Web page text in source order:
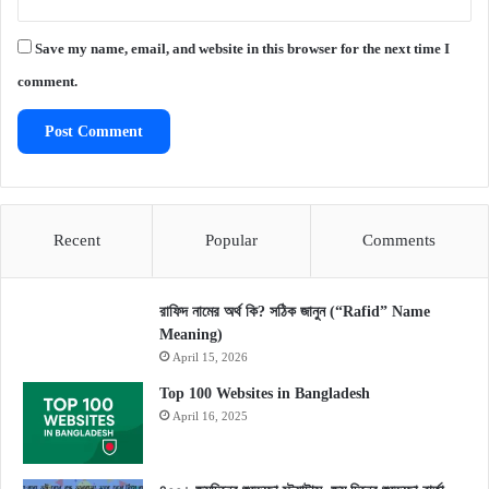
Save my name, email, and website in this browser for the next time I
comment.
Recent Popular Comments
রাফিদ নামের অর্থ কি? সঠিক জানুন (“Rafid” Name
Meaning)
April 15, 2026
Top 100 Websites in Bangladesh
April 16, 2025